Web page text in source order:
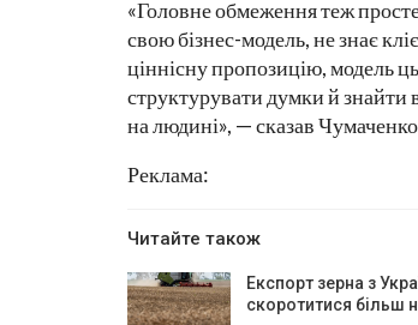
«Головне обмеження теж
свою бізнес-модель, не знає
ціннісну пропозицію, модель
структурувати думки й знайти
на людині», — сказав
Реклама:
Читайте також
Експорт зерна з
скоротитися більш